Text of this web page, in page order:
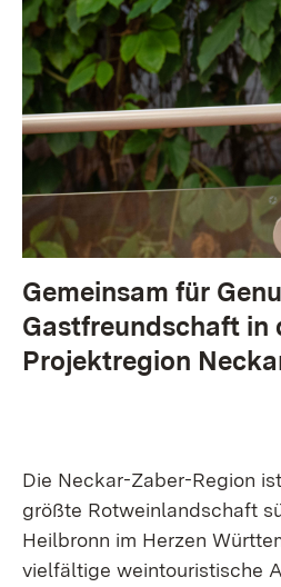
Gemeinsam für
Gastfreundschaft in
Projektregion
Die Neckar-Zaber-Region
größte Rotweinlandschaft
Heilbronn im Herzen
vielfältige weintouristische